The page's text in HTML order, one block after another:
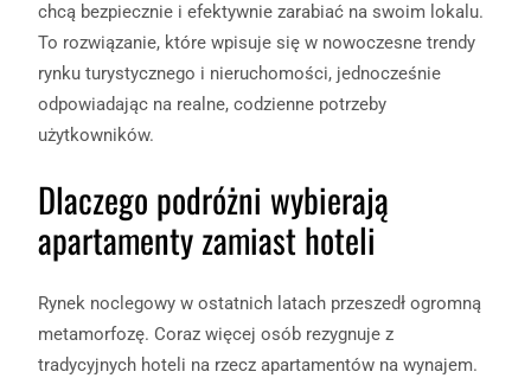
chcą bezpiecznie i efektywnie zarabiać na swoim lokalu.
To rozwiązanie, które wpisuje się w nowoczesne trendy
rynku turystycznego i nieruchomości, jednocześnie
odpowiadając na realne, codzienne potrzeby
użytkowników.
Dlaczego podróżni wybierają
apartamenty zamiast hoteli
Rynek noclegowy w ostatnich latach przeszedł ogromną
metamorfozę. Coraz więcej osób rezygnuje z
tradycyjnych hoteli na rzecz apartamentów na wynajem.